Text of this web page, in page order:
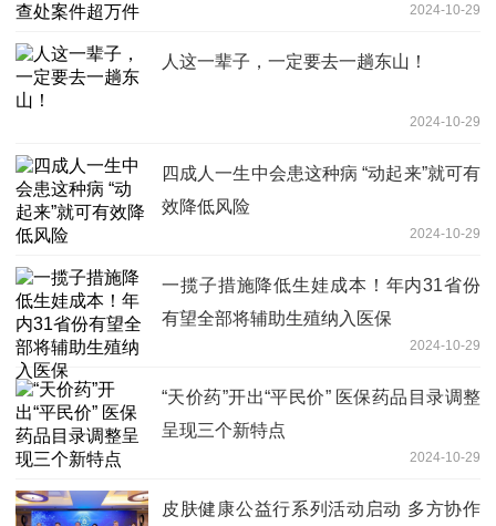
2024-10-29
人这一辈子，一定要去一趟东山！
2024-10-29
四成人一生中会患这种病 “动起来”就可有
效降低风险
2024-10-29
一揽子措施降低生娃成本！年内31省份
有望全部将辅助生殖纳入医保
2024-10-29
“天价药”开出“平民价” 医保药品目录调整
呈现三个新特点
2024-10-29
皮肤健康公益行系列活动启动 多方协作